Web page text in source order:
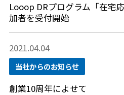
Looop DRプログラム「在宅
加者を受付開始
2021.04.04
当社からのお知らせ
創業10周年によせて